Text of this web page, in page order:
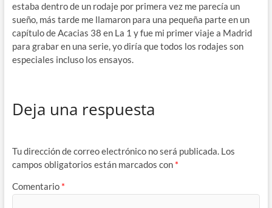
estaba dentro de un rodaje por primera vez me parecía un
sueño, más tarde me llamaron para una pequeña parte en un
capítulo de Acacias 38 en La 1 y fue mi primer viaje a Madrid
para grabar en una serie, yo diría que todos los rodajes son
especiales incluso los ensayos.
Deja una respuesta
Tu dirección de correo electrónico no será publicada. Los
campos obligatorios están marcados con *
Comentario *